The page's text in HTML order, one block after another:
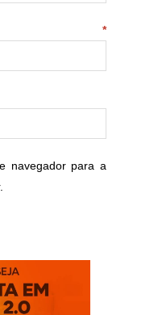
*
navegador para a